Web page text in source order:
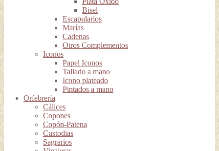
Bisel
Escapularios
Marías
Cadenas
Otros Complementos
Iconos
Papel Iconos
Tallado a mano
Icono plateado
Pintados a mano
Orfebrería
Cálices
Copones
Copón-Patena
Custodias
Sagrarios